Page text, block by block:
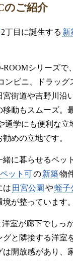
のご紹介
2丁目に誕生する 新
シリーズ
ンビニ、ドラッ
街道や吉野川沿
動もスムーズ。
通学にも便利な
めの立地です。
に暮らせるペ
ペット可の新築物
は 田宮公園 や蛭子
が整っています。
洋室が廊下でしっ
と隣接する洋室
開放感があり、